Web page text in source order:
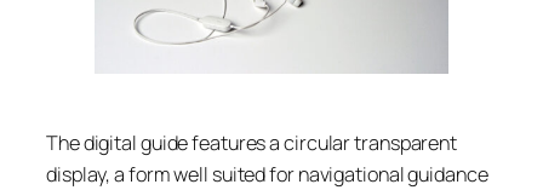
The digital guide features a circular transparent
display, a form well suited for navigational guidance